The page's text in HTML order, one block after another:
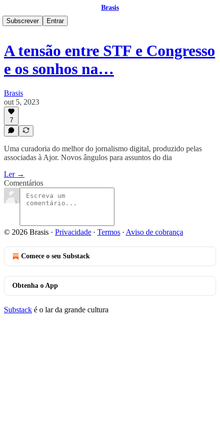
Brasis
Subscrever
Entrar
A tensão entre STF e Congresso
e os sonhos na…
Brasis
out 5, 2023
7
Uma curadoria do melhor do jornalismo digital, produzido pelas
associadas à Ajor. Novos ângulos para assuntos do dia
Ler →
Comentários
© 2026 Brasis · Privacidade ∙ Termos ∙ Aviso de cobrança
Comece o seu Substack
Obtenha o App
Substack é o lar da grande cultura